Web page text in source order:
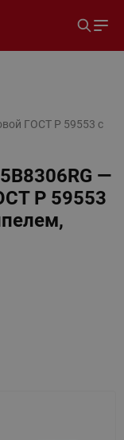
ГОСТ Р 59553 с
—
Р 59553